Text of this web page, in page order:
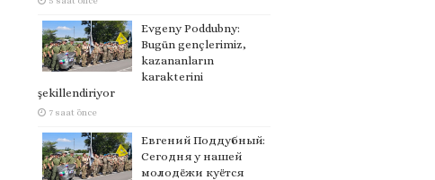
Evgeny Poddubny:
Bugün gençlerimiz,
kazananların
karakterini
şekillendiriyor
7 saat önce
Евгений Поддубный:
Сегодня у нашей
молодёжи куётся